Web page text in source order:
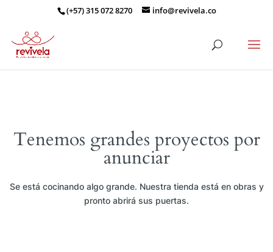
(+57) 315 072 8270 info@revivela.co
Tenemos grandes proyectos por
anunciar
Se está cocinando algo grande. Nuestra tienda está en obras y
pronto abrirá sus puertas.